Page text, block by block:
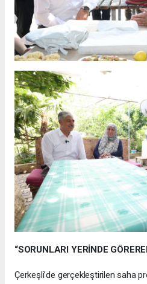
“SORUNLARI YERİNDE
Çerkeşli’de gerçekleştirilen saha